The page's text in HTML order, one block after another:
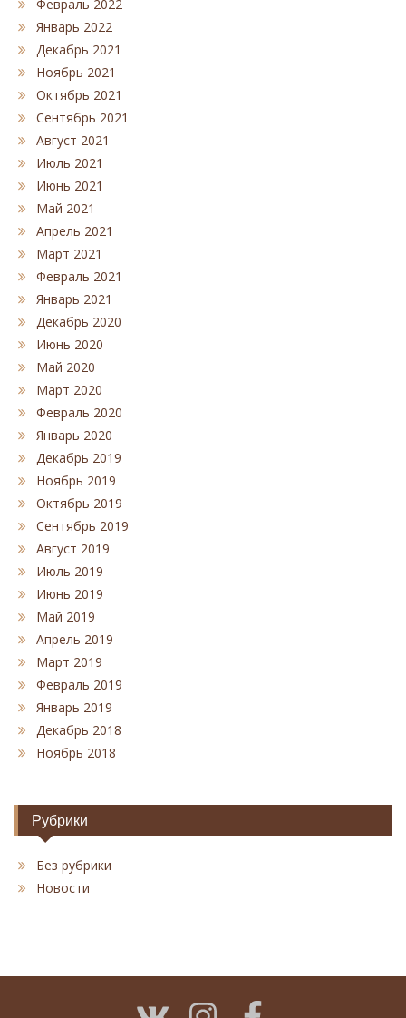
Февраль 2022
Январь 2022
Декабрь 2021
Ноябрь 2021
Октябрь 2021
Сентябрь 2021
Август 2021
Июль 2021
Июнь 2021
Май 2021
Апрель 2021
Март 2021
Февраль 2021
Январь 2021
Декабрь 2020
Июнь 2020
Май 2020
Март 2020
Февраль 2020
Январь 2020
Декабрь 2019
Ноябрь 2019
Октябрь 2019
Сентябрь 2019
Август 2019
Июль 2019
Июнь 2019
Май 2019
Апрель 2019
Март 2019
Февраль 2019
Январь 2019
Декабрь 2018
Ноябрь 2018
Рубрики
Без рубрики
Новости